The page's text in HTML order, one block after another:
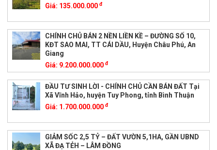
Giá: 135.000.000 đ
CHÍNH CHỦ BÁN 2 NỀN LIỀN KỀ – ĐƯỜNG SỐ 10,
KĐT SAO MAI, TT CÁI DẦU, Huyện Châu Phú, An
Giang
Giá: 9.200.000.000 đ
ĐẦU TƯ SINH LỜI - CHÍNH CHỦ CẦN BÁN ĐẤT Tại
Xã Vĩnh Hảo, huyện Tuy Phong, tỉnh Bình Thuận
Giá: 1.700.000.000 đ
GIẢM SỐC 2,5 TỶ – ĐẤT VƯỜN 5,1HA, GẦN UBND
XÃ ĐẠ TẺH – LÂM ĐỒNG